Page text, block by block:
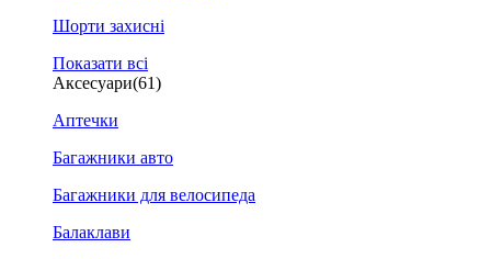
Шорти захисні
Показати всі
Аксесуари(61)
Аптечки
Багажники авто
Багажники для велосипеда
Балаклави